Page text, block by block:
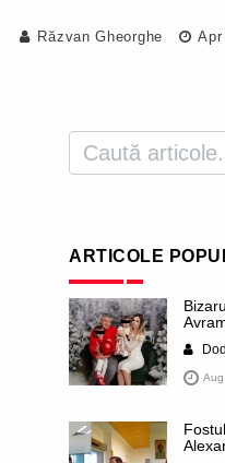
Răzvan Gheorghe Apr
ARTICOLE
ale